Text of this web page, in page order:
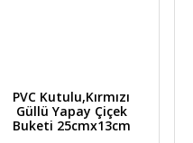
PVC Kutulu,Kırmızı
Güllü Yapay Çiçek
Buketi 25cmx13cm